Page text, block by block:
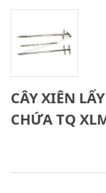
CÂY XIÊN
CHỨA TQ